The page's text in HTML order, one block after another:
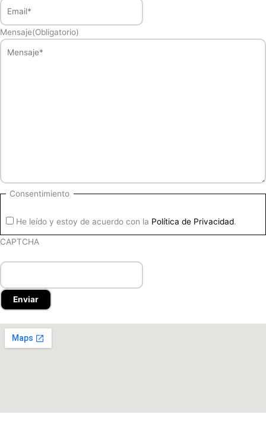
Mensaje(Obligatorio)
Consentimiento
He leído y estoy de acuerdo con la Política de Privacidad.
CAPTCHA